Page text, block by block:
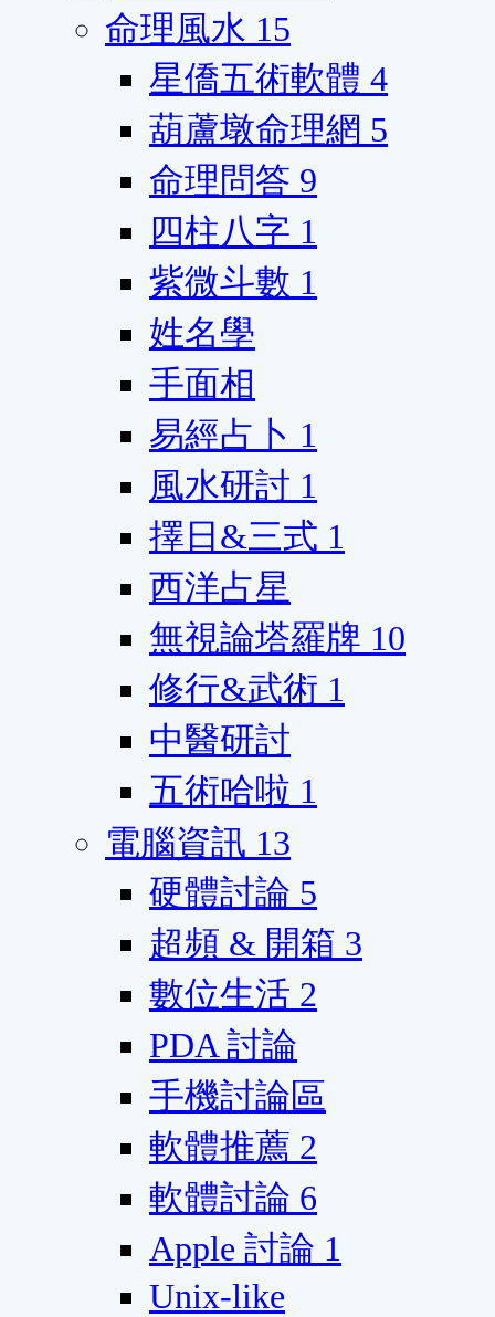
命理風水 15
星僑五術軟體 4
葫蘆墩命理網 5
命理問答 9
四柱八字 1
紫微斗數 1
姓名學
手面相
易經占卜 1
風水研討 1
擇日&三式 1
西洋占星
無視論塔羅牌 10
修行&武術 1
中醫研討
五術哈啦 1
電腦資訊 13
硬體討論 5
超頻 & 開箱 3
數位生活 2
PDA 討論
手機討論區
軟體推薦 2
軟體討論 6
Apple 討論 1
Unix-like